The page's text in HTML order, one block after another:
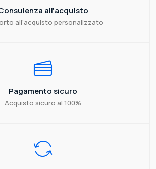
all'acquisto
all'acquisto personalizzato
Pagamento sicuro
Acquisto sicuro al 100%